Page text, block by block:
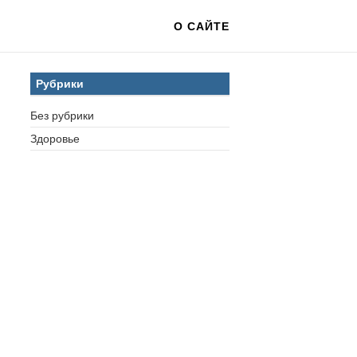
О САЙТЕ
Рубрики
Без рубрики
Здоровье